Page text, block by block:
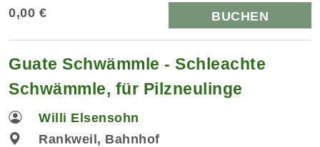
0,00 € BUCHEN
Guate Schwämmle - Schleachte
Schwämmle, für Pilzneulinge
Willi Elsensohn
Rankweil, Bahnhof